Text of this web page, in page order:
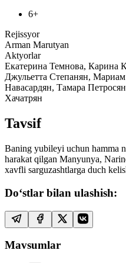
6+
Rejissyor
Arman Marutyan
Aktyorlar
Екатерина Темнова, Карина
Джульетта Степанян,
Навасардян, Тамара
Хачатрян
Tavsif
Baning yubileyi uchun hamma
harakat qilgan Manyunya,
xavfli sarguzashtlarga duch
Do‘stlar bilan ulashish:
Mavsumlar